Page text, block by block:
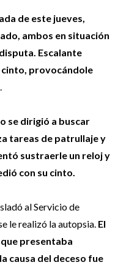
de este jueves,
ambos en situación
Escalante
cinto, provocándole
.
se dirigió a buscar
tareas de patrullaje y
sustraerle un reloj y
con su cinto.
al Servicio de
le realizó la autopsia. El
presentaba
causa del deceso fue